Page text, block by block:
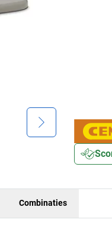
Combinaties